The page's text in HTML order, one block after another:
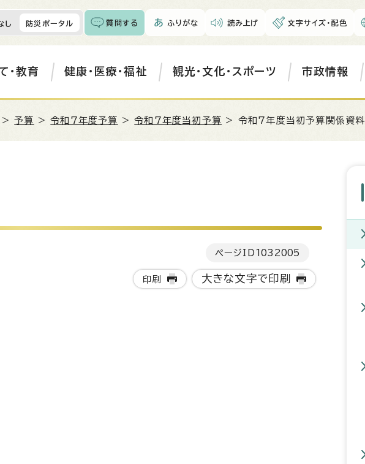
し 防災ポータル 質問する ふりがな 読み上げ 文字サイズ・配色
・教育 健康・医療・福祉 観光・文化・スポーツ 市政情報
>予算 >令和7年度予算 >令和7年度当初予算 > 令和7年度当初予算関係資料
ページID 1032005
印刷 大きな文字で印刷